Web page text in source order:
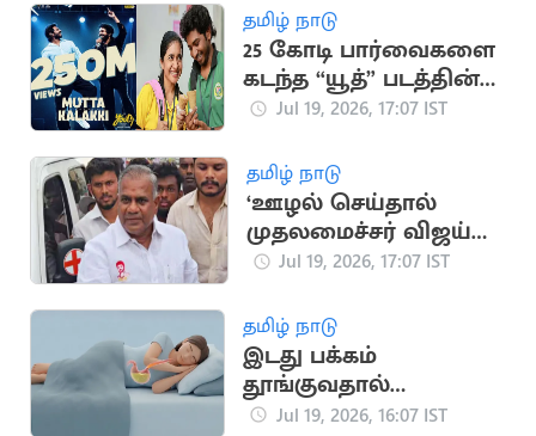
தமிழ் நாடு
25 கோடி பார்வைகளை
கடந்த “யூத்” படத்தின்
“முட்ட கலக்கி” பாடல்
Jul 19, 2026, 17:07 IST
தமிழ் நாடு
‘ஊழல் செய்தால்
முதலமைச்சர் விஜய்
நீக்கிவிடுவார்’..
Jul 19, 2026, 17:07 IST
தமிழ் நாடு
இடது பக்கம்
தூங்குவதால்
கிடைக்கும் முக்கிய
Jul 19, 2026, 16:07 IST